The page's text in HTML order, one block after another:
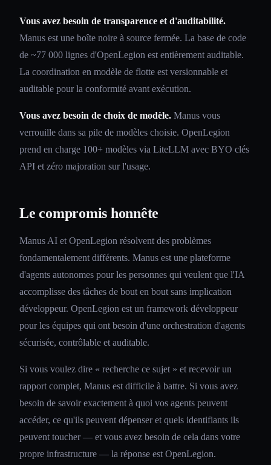
Vous avez besoin de transparence et d'auditabilité.
Manus est une boîte noire à source fermée. La base de code
de ~77 000 lignes d'OpenLegion est entièrement auditable.
La coordination en modèle de flotte est versionnable et
auditable pour la conformité avant exécution.
Vous avez besoin de choix de modèle. Manus vous
verrouille dans sa pile de modèles choisie. OpenLegion
prend en charge 100+ modèles via LiteLLM avec BYO clés
API et zéro majoration sur l'usage.
Le compromis honnête
Manus AI et OpenLegion résolvent des problèmes
fondamentalement différents. Manus est une plateforme
d'agents autonomes pour les personnes qui veulent que l'IA
accomplisse des tâches de bout en bout sans implication
développeur. OpenLegion est un framework développeur
pour les équipes qui ont besoin d'une orchestration d'agents
sécurisée, contrôlable et auditable.
Si vous voulez dire « recherche ce sujet » et recevoir un
rapport complet, Manus est difficile à battre. Si vous avez
besoin de savoir exactement à quoi vos agents peuvent
accéder, ce qu'ils peuvent dépenser et quels identifiants ils
peuvent toucher — et vous avez besoin de cela dans votre
propre infrastructure — la réponse est OpenLegion.